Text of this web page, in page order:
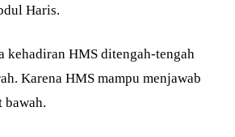
Haris.
kehadiran HMS ditengah-tengah
Karena HMS mampu menjawab
bawah.